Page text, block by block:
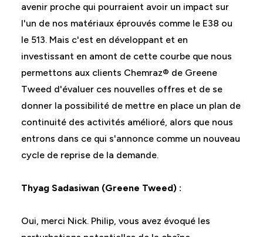
avenir proche qui pourraient avoir un impact sur
l'un de nos matériaux éprouvés comme le E38 ou
le 513. Mais c'est en développant et en
investissant en amont de cette courbe que nous
permettons aux clients Chemraz® de Greene
Tweed d'évaluer ces nouvelles offres et de se
donner la possibilité de mettre en place un plan de
continuité des activités amélioré, alors que nous
entrons dans ce qui s'annonce comme un nouveau
cycle de reprise de la demande.
Thyag Sadasiwan (Greene Tweed) :
Oui, merci Nick. Philip, vous avez évoqué les